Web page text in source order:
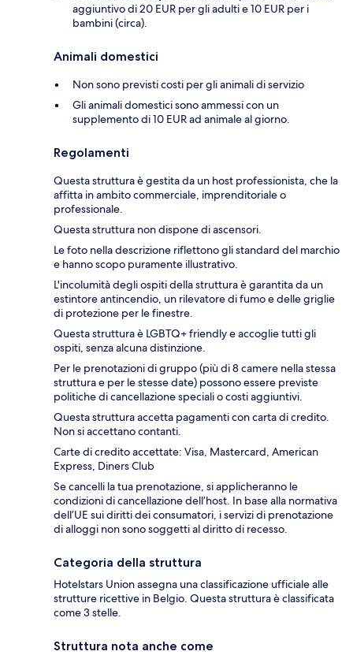
aggiuntivo di 20 EUR per gli adulti e 10 EUR per i
bambini (circa).
Animali domestici
Non sono previsti costi per gli animali di servizio
Gli animali domestici sono ammessi con un
supplemento di 10 EUR ad animale al giorno.
Regolamenti
Questa struttura è gestita da un host professionista, che la
affitta in ambito commerciale, imprenditoriale o
professionale.
Questa struttura non dispone di ascensori.
Le foto nella descrizione riflettono gli standard del marchio
e hanno scopo puramente illustrativo.
L'incolumità degli ospiti della struttura è garantita da un
estintore antincendio, un rilevatore di fumo e delle griglie
di protezione per le finestre.
Questa struttura è LGBTQ+ friendly e accoglie tutti gli
ospiti, senza alcuna distinzione.
Per le prenotazioni di gruppo (più di 8 camere nella stessa
struttura e per le stesse date) possono essere previste
politiche di cancellazione speciali o costi aggiuntivi.
Questa struttura accetta pagamenti con carta di credito.
Non si accettano contanti.
Carte di credito accettate: Visa, Mastercard, American
Express, Diners Club
Se cancelli la tua prenotazione, si applicheranno le
condizioni di cancellazione dell’host. In base alla normativa
dell’UE sui diritti dei consumatori, i servizi di prenotazione
di alloggi non sono soggetti al diritto di recesso.
Categoria della struttura
Hotelstars Union assegna una classificazione ufficiale alle
strutture ricettive in Belgio. Questa struttura è classificata
come 3 stelle.
Struttura nota anche come